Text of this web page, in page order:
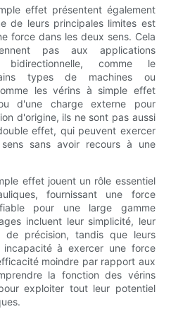
effet présentent également
de leurs principales limites est
force dans les deux sens. Cela
pas aux applications
comme le
types de machines ou
les vérins à simple effet
d'une charge externe pour
d'origine, ils ne sont pas aussi
effet, qui peuvent exercer
sans avoir recours à une
effet jouent un rôle essentiel
fournissant une force
pour une large gamme
incluent leur simplicité, leur
précision, tandis que leurs
incapacité à exercer une force
moindre par rapport aux
la fonction des vérins
exploiter tout leur potentiel